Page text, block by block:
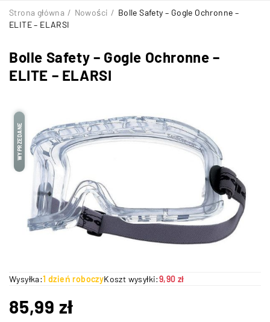
Bolle Safety – Gogle Ochronne –
ELITE – ELARSI
Strona główna / Nowości / Bolle Safety – Gogle Ochronne –
ELITE – ELARSI
WYPRZEDANE
Wysyłka:1 dzień roboczyKoszt wysyłki:9,90 zł
85,99 zł